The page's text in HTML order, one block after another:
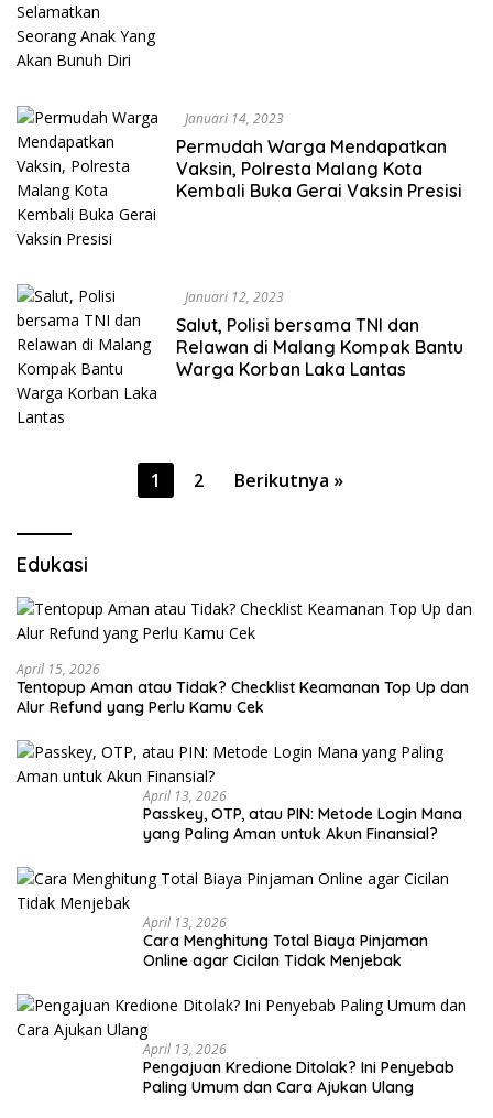
Januari 14, 2023
Permudah Warga Mendapatkan
Vaksin, Polresta Malang Kota
Kembali Buka Gerai Vaksin Presisi
Januari 12, 2023
Salut, Polisi bersama TNI dan
Relawan di Malang Kompak Bantu
Warga Korban Laka Lantas
1 2 Berikutnya »
Edukasi
April 15, 2026
Tentopup Aman atau Tidak? Checklist Keamanan Top Up dan
Alur Refund yang Perlu Kamu Cek
April 13, 2026
Passkey, OTP, atau PIN: Metode Login Mana
yang Paling Aman untuk Akun Finansial?
April 13, 2026
Cara Menghitung Total Biaya Pinjaman
Online agar Cicilan Tidak Menjebak
April 13, 2026
Pengajuan Kredione Ditolak? Ini Penyebab
Paling Umum dan Cara Ajukan Ulang